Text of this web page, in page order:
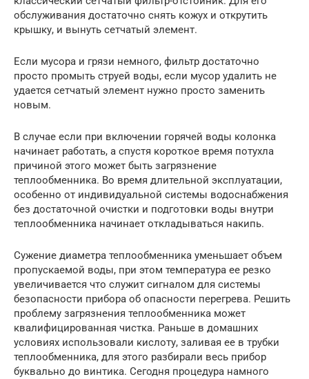
обслуживания достаточно снять кожух и открутить
крышку, и вынуть сетчатый элемент.
Если мусора и грязи немного, фильтр достаточно
просто промыть струей воды, если мусор удалить не
удается сетчатый элемент нужно просто заменить
новым.
В случае если при включении горячей воды колонка
начинает работать, а спустя короткое время потухла
причиной этого может быть загрязнение
теплообменника. Во время длительной эксплуатации,
особенно от индивидуальной системы водоснабжения
без достаточной очистки и подготовки воды внутри
теплообменника начинает откладываться накипь.
Сужение диаметра теплообменника уменьшает объем
пропускаемой воды, при этом температура ее резко
увеличивается что служит сигналом для системы
безопасности прибора об опасности перегрева. Решить
проблему загрязнения теплообменника может
квалифицированная чистка. Раньше в домашних
условиях использовали кислоту, заливая ее в трубки
теплообменника, для этого разбирали весь прибор
буквально до винтика. Сегодня процедура намного